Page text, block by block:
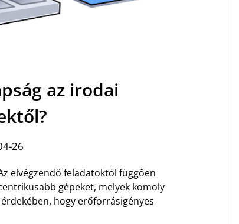
az irodai
26
elvégzendő feladatoktól függően
gépeket, melyek komoly
hogy erőforrásigényes